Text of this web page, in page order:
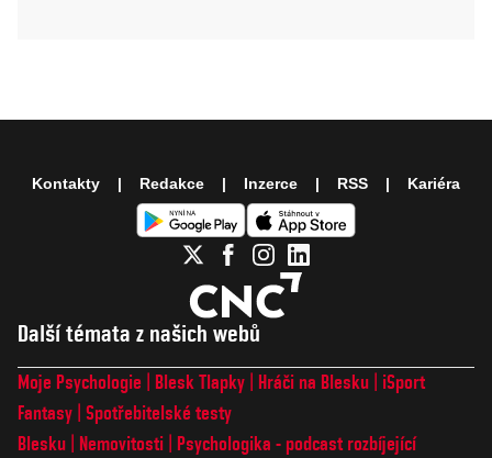
Další témata z našich webů
Moje Psychologie Blesk Tlapky Hráči na Blesku
iSport
Fantasy Spotřebitelské testy
Blesku
Nemovitosti
Psychologika - podcast rozbíjející
Kontakty Redakce Inzerce RSS Kariéra